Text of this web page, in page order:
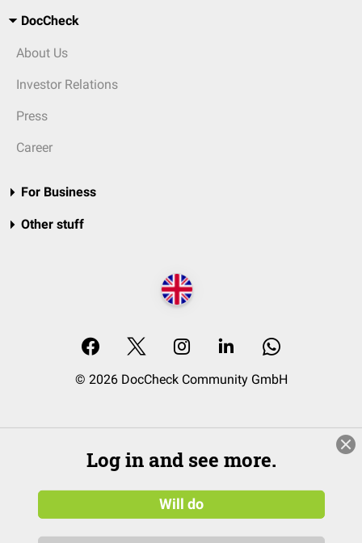
DocCheck
About Us
Investor Relations
Press
Career
For Business
Other stuff
© 2026 DocCheck Community GmbH
Log in and see more.
Will do